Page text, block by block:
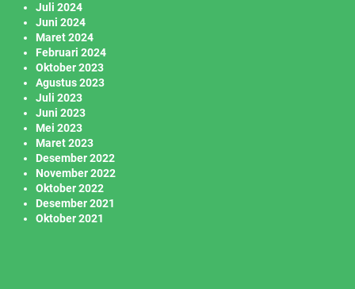
Juli 2024
Juni 2024
Maret 2024
Februari 2024
Oktober 2023
Agustus 2023
Juli 2023
Juni 2023
Mei 2023
Maret 2023
Desember 2022
November 2022
Oktober 2022
Desember 2021
Oktober 2021